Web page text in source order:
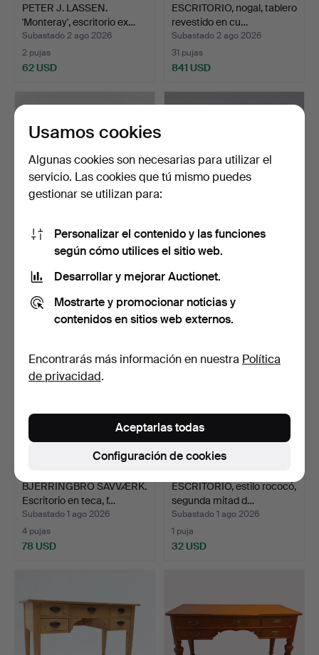
PETER J. LASSEN.
'Monteray', escritorio ex…
Subastado 2 ago 2026
2 pujas
62 USD
ESCRITORIO, nogal, tablero
revestido en cu…
Subastado 2 ago 2026
31 pujas
841 USD
ESCRITORIO DE RODILLA
DE CAOBA Y
MARQUETER…
Subastado 2 ago 2026
74 USD
Escritorio con 2 cajones,
Subastado 2 ago 2026
37 USD
BJERRINGBRO SAVVÆRK.
Escritorio en teca, f…
Subastado 1 ago 2026
4 pujas
78 USD
ESCRITORIO, estilo rococó,
segunda mitad d…
Subastado 1 ago 2026
1 puja
32 USD
Usamos cookies
Algunas cookies son necesarias para utilizar el
servicio. Las cookies que tú mismo puedes
gestionar se utilizan para:
Personalizar el contenido y las funciones
según cómo utilices el sitio web.
Desarrollar y mejorar Auctionet.
Mostrarte y promocionar noticias y
contenidos en sitios web externos.
Encontrarás más información en nuestra Política
de privacidad.
Configuración de cookies
Aceptarlas todas